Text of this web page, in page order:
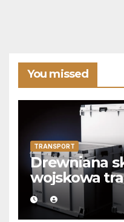
You missed
TRANSPORT
Drewniana
wojskowa